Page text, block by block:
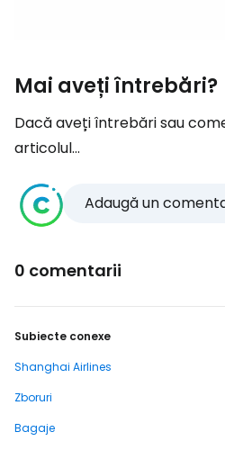
Mai aveți întrebări?
Dacă aveți întrebări sau
articolul...
Adaugă un
0 comentarii
Subiecte conexe
Shanghai Airlines
Zboruri
Bagaje